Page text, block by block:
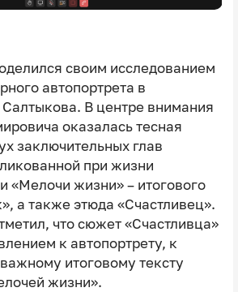
своим исследованием
автопортрета в
В центре внимания
оказалась тесная
заключительных глав
при жизни
«Мелочи жизни» – итогового
а также этюда «Счастливец».
что сюжет «Счастливца»
к автопортрету, к
итоговому тексту
жизни».